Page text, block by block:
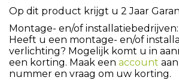
Op dit product krijgt u 2 Jaar
Montage- en/of installatiebedrijven:
Heeft u een montage- en/of
verlichting? Mogelijk komt u in
een korting. Maak een account
nummer en vraag om uw korting.